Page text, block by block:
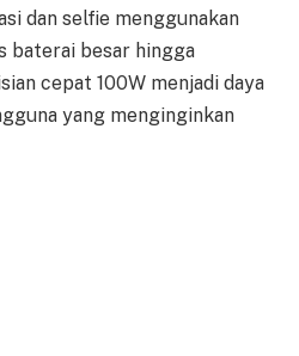
dan selfie menggunakan
baterai besar hingga
cepat 100W menjadi daya
yang menginginkan